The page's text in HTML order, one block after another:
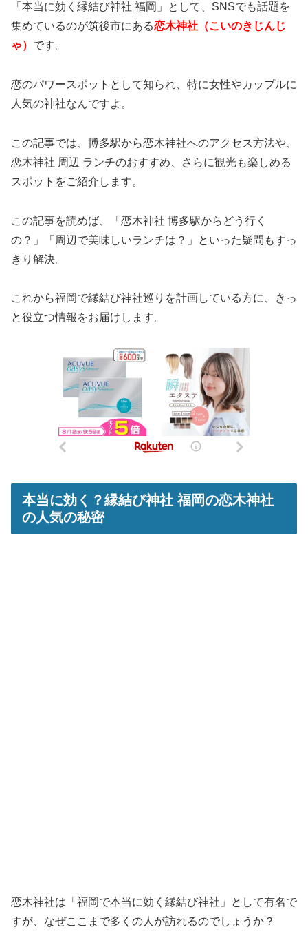
「本当に効く縁結び神社 福岡」として、SNSでも話題を
集めているのが筑後市にある恋木神社（こいのきじんじ
ゃ） です。
恋のパワースポットとして知られ、特に女性やカップルに
人気の神社なんですよ。
この記事では、博多駅から恋木神社へのアクセス方法や、
恋木神社 周辺 ランチのおすすめ、さらに観光も楽しめる
スポットをご紹介します。
この記事を読めば、「恋木神社 博多駅からどう行く
の？」「周辺で美味しいランチは？」といった疑問もすっ
きり解決。
これから福岡で縁結び神社巡りを計画している方に、きっ
と役立つ情報をお届けします。
本当に効く？縁結び神社 福岡の恋木神社
の人気の秘密
恋木神社は「福岡で本当に効く縁結び神社」として有名で
すが、なぜここまで多くの人が訪れるのでしょうか？